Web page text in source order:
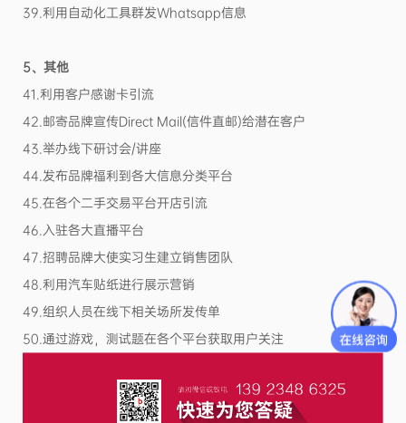
39.利用自动化工具群发Whatsapp信息
5、其他
41.利用客户感谢卡引流
42.邮寄品牌宣传Direct Mail(信件直邮)给潜在客户
43.举办线下研讨会/讲座
44.发布品牌福利到各大信息分类平台
45.在各个二手交易平台开店引流
46.入驻各大直播平台
47.招聘品牌大使实习生建立销售团队
48.利用汽车贴纸进行展示营销
49.组织人员在线下相关场所发传单
50.通过游戏，测试题在各个平台获取用户关注